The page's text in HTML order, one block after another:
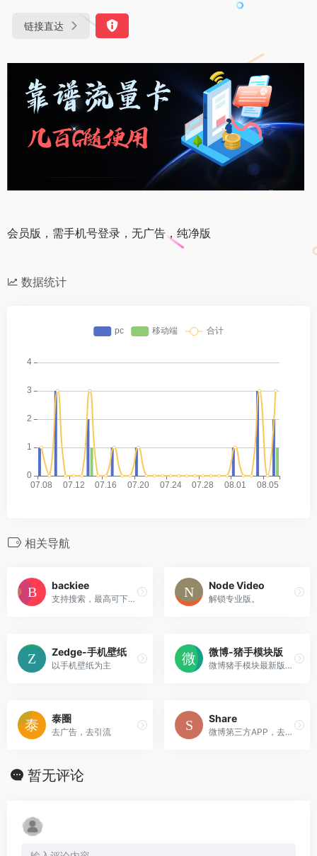
链接直达
会员版，需手机号登录，无广告，纯净版
数据统计
相关导航
backiee
支持搜索，最高可下载到8K分辨率的壁纸。
Node Video
解锁专业版。
Zedge-手机壁纸
以手机壁纸为主
微博-猪手模块版
微博猪手模块最新版是一款安卓微博猪手模块最新插件，让你一键去除微博广告，增强手机功能，支持root和非root机型。
泰圈
去广告，去引流
Share
微博第三方APP，去广告
暂无评论